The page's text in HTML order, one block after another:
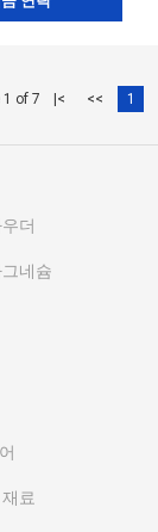
1 of 7 |< << 1
더
네슘
료